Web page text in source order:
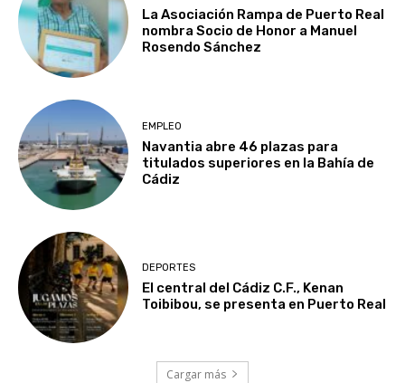
La Asociación Rampa de Puerto Real
nombra Socio de Honor a Manuel
Rosendo Sánchez
EMPLEO
Navantia abre 46 plazas para
titulados superiores en la Bahía de
Cádiz
DEPORTES
El central del Cádiz C.F., Kenan
Toibibou, se presenta en Puerto Real
Cargar más